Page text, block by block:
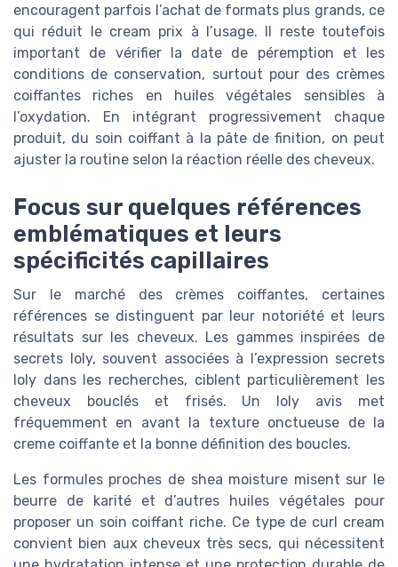
encouragent parfois l’achat de formats plus grands, ce
qui réduit le cream prix à l’usage. Il reste toutefois
important de vérifier la date de péremption et les
conditions de conservation, surtout pour des crèmes
coiffantes riches en huiles végétales sensibles à
l’oxydation. En intégrant progressivement chaque
produit, du soin coiffant à la pâte de finition, on peut
ajuster la routine selon la réaction réelle des cheveux.
Focus sur quelques références
emblématiques et leurs
spécificités capillaires
Sur le marché des crèmes coiffantes, certaines
références se distinguent par leur notoriété et leurs
résultats sur les cheveux. Les gammes inspirées de
secrets loly, souvent associées à l’expression secrets
loly dans les recherches, ciblent particulièrement les
cheveux bouclés et frisés. Un loly avis met
fréquemment en avant la texture onctueuse de la
creme coiffante et la bonne définition des boucles.
Les formules proches de shea moisture misent sur le
beurre de karité et d’autres huiles végétales pour
proposer un soin coiffant riche. Ce type de curl cream
convient bien aux cheveux très secs, qui nécessitent